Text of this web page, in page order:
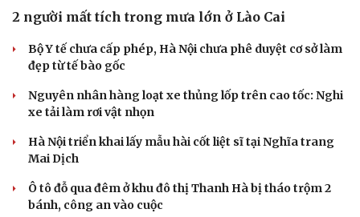
2 người mất tích trong mưa lớn ở Lào Cai
Bộ Y tế chưa cấp phép, Hà Nội chưa phê duyệt cơ sở làm
đẹp từ tế bào gốc
Nguyên nhân hàng loạt xe thủng lốp trên cao tốc: Nghi
xe tải làm rơi vật nhọn
Hà Nội triển khai lấy mẫu hài cốt liệt sĩ tại Nghĩa trang
Mai Dịch
Ô tô đỗ qua đêm ở khu đô thị Thanh Hà bị tháo trộm 2
bánh, công an vào cuộc